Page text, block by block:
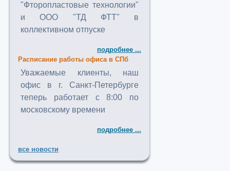
"Фторопластовые технологии"
и ООО "ТД ФТТ" в
коллективном отпуске
подробнее ...
Расписание работы офиса в СПб
Уважаемые клиенты, наш
офис в г. Санкт-Петербурге
теперь работает с 8:00 по
московскому времени
подробнее ...
все новости